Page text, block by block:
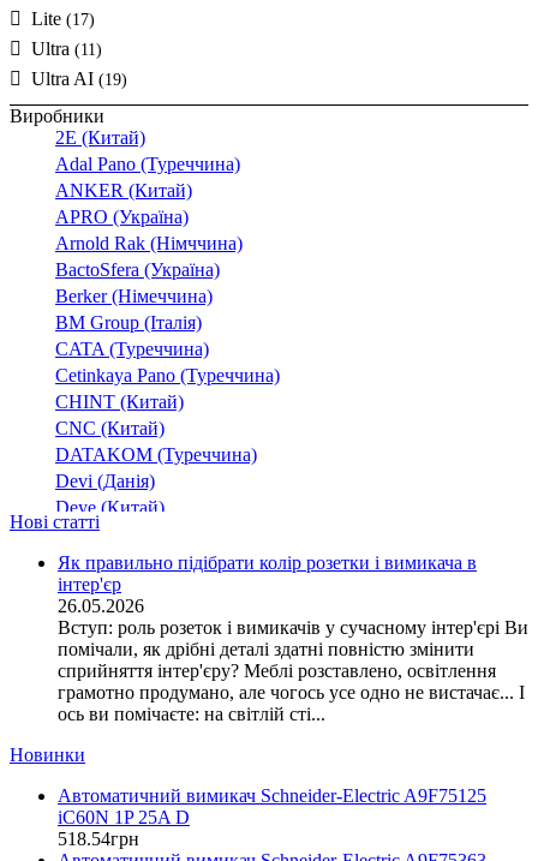
Lite (17)
Ultra (11)
Ultra AI (19)
Виробники
2E (Китай)
Adal Pano (Туреччина)
ANKER (Китай)
APRO (Україна)
Arnold Rak (Німччина)
BactoSfera (Україна)
Berker (Німеччина)
BM Group (Італія)
CATA (Туреччина)
Cetinkaya Pano (Туреччина)
CHINT (Китай)
CNC (Китай)
DATAKOM (Туреччина)
Devi (Данія)
Deye (Китай)
DigiTop (Україна)
DKC (Україна)
Dyness (Китай)
E.NEXT (Україна)
EAE Electric
Eastron (Китай)
Eaton (США)
ElectrO (Україна)
EON (Таїланд)
ETI (Словенія)
ETREL (Словенія)
Нові статті
Як правильно підібрати колір розетки і вимикача в
інтер'єр
26.05.2026
Вступ: роль розеток і вимикачів у сучасному інтер'єрі Ви
помічали, як дрібні деталі здатні повністю змінити
сприйняття інтер'єру? Меблі розставлено, освітлення
грамотно продумано, але чогось усе одно не вистачає... І
ось ви помічаєте: на світлій сті...
Новинки
Автоматичний вимикач Schneider-Electric A9F75125
iC60N 1P 25A D
518.54грн